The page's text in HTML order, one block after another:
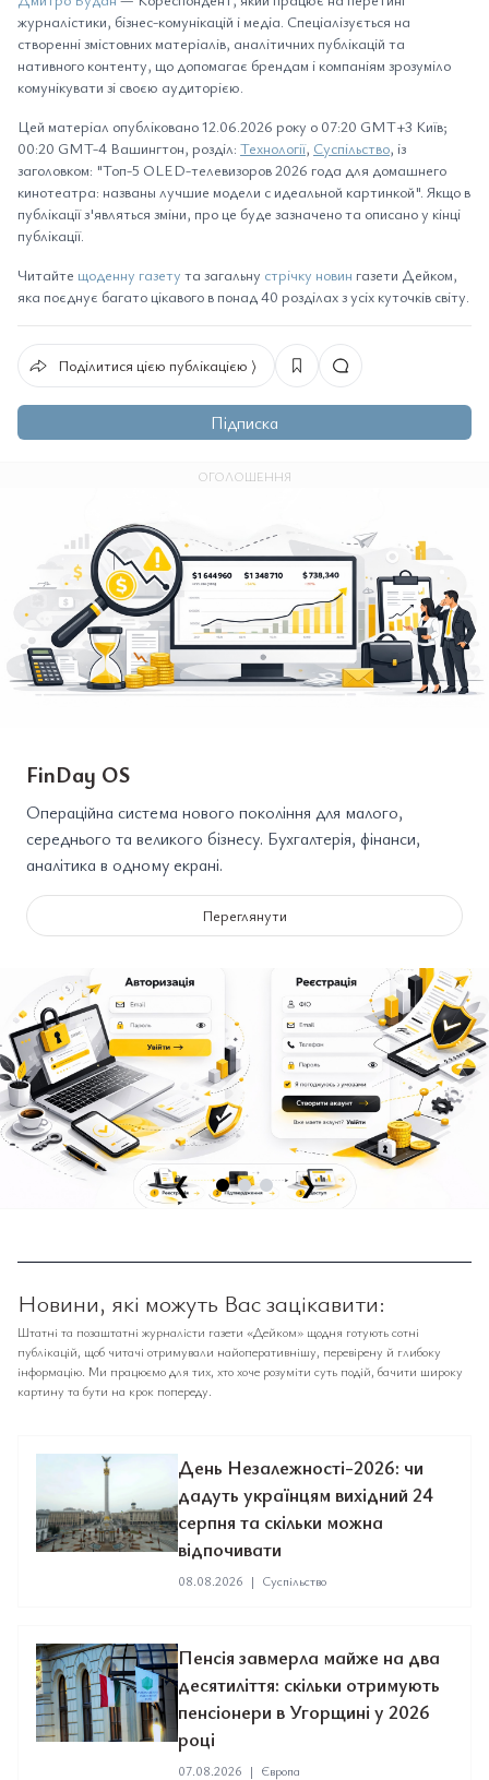
журналістики, бізнес-комунікацій і медіа. Спеціалізується на
створенні змістовних матеріалів, аналітичних публікацій та
нативного контенту, що допомагає брендам і компаніям зрозуміло
комунікувати зі своєю аудиторією.
Цей матеріал опубліковано 12.06.2026 року о 07:20 GMT+3 Київ;
00:20 GMT-4 Вашингтон, розділ: Технології, Суспільство, із
заголовком: "Топ-5 OLED-телевизоров 2026 года для домашнего
кинотеатра: названы лучшие модели с идеальной картинкой". Якщо в
публікації з'являться зміни, про це буде зазначено та описано у кінці
публікації.
Читайте щоденну газету та загальну стрічку новин газети Дейком,
яка поєднує багато цікавого в понад 40 розділах з усіх куточків світу.
Поділитися цією публікацією ⟩
Підписка
ОГОЛОШЕННЯ
FinDay OS
Операційна система нового покоління для малого,
середнього та великого бізнесу. Бухгалтерія, фінанси,
аналітика в одному екрані.
Переглянути
❮ ❯
Новини, які можуть Вас зацікавити:
Штатні та позаштатні журналісти газети «Дейком» щодня готують сотні
публікацій, щоб читачі отримували найоперативнішу, перевірену й глибоку
інформацію. Ми працюємо для тих, хто хоче розуміти суть подій, бачити широку
картину та бути на крок попереду.
День Незалежності-2026: чи
дадуть українцям вихідний 24
серпня та скільки можна
відпочивати
08.08.2026 | Суспільство
Пенсія завмерла майже на два
десятиліття: скільки отримують
пенсіонери в Угорщині у 2026
році
07.08.2026 | Європа